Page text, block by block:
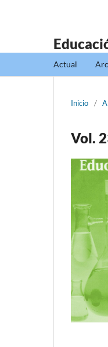
Actual
Inicio /
Vol.